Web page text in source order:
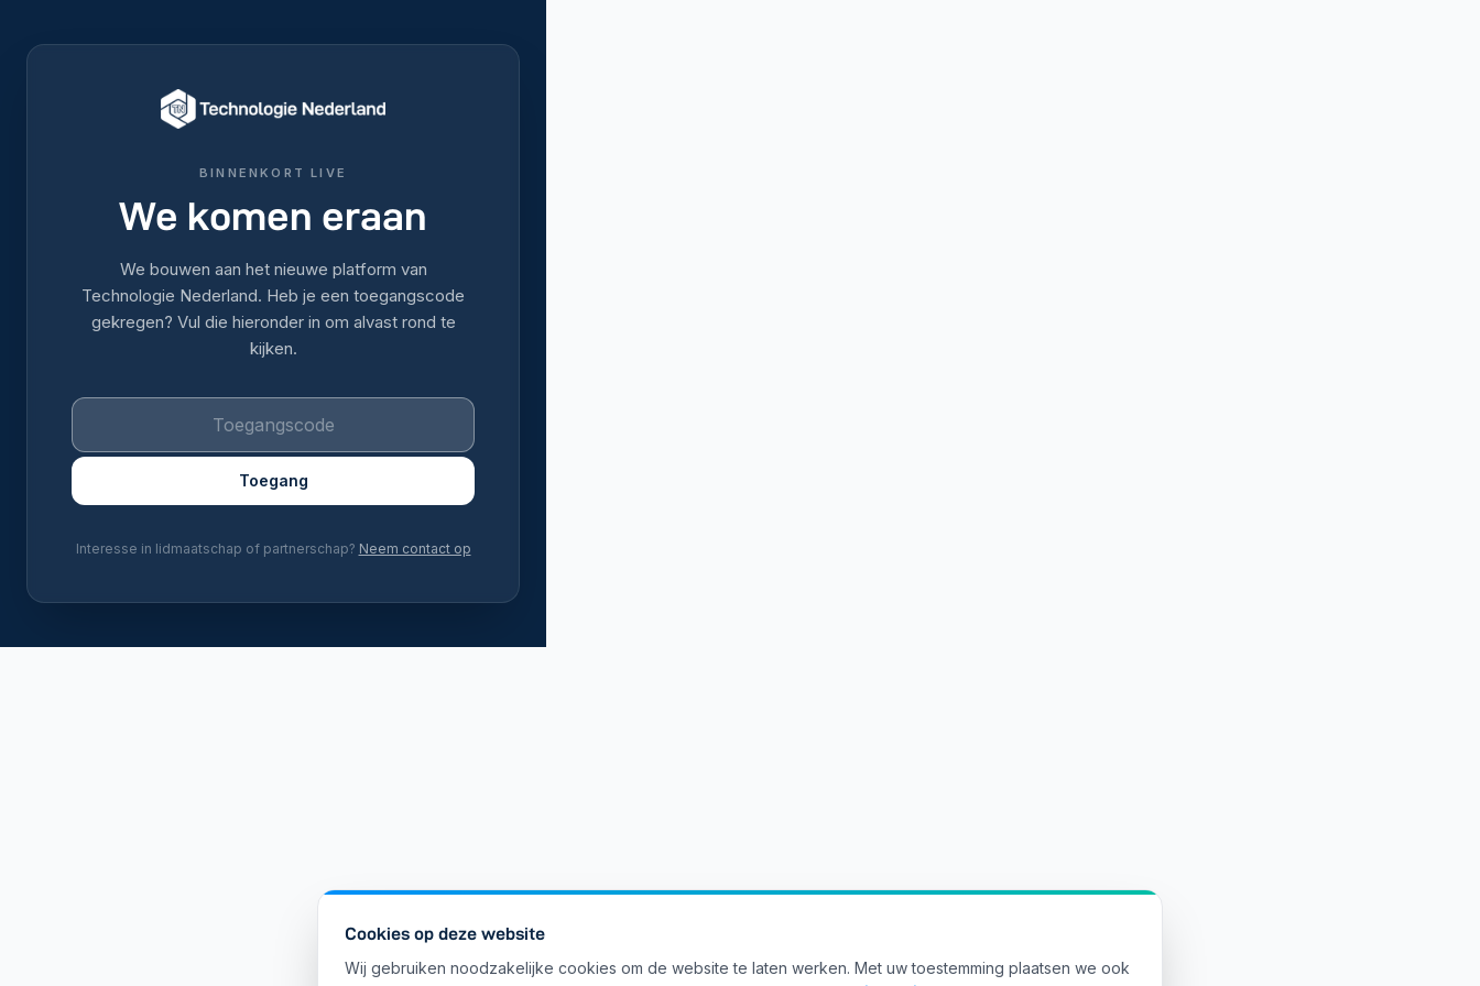
BINNENKORT LIVE
We komen eraan
We bouwen aan het nieuwe platform van
Technologie Nederland. Heb je een toegangscode
gekregen? Vul die hieronder in om alvast rond te
kijken.
Toegang
Interesse in lidmaatschap of partnerschap? Neem contact op
Cookies op deze website
Wij gebruiken noodzakelijke cookies om de website te laten werken. Met uw toestemming plaatsen we ook